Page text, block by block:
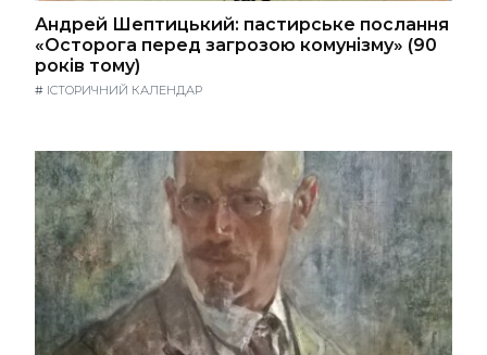
Андрей Шептицький: пастирське послання
«Осторога перед загрозою комунізму» (90
років тому)
# ІСТОРИЧНИЙ КАЛЕНДАР